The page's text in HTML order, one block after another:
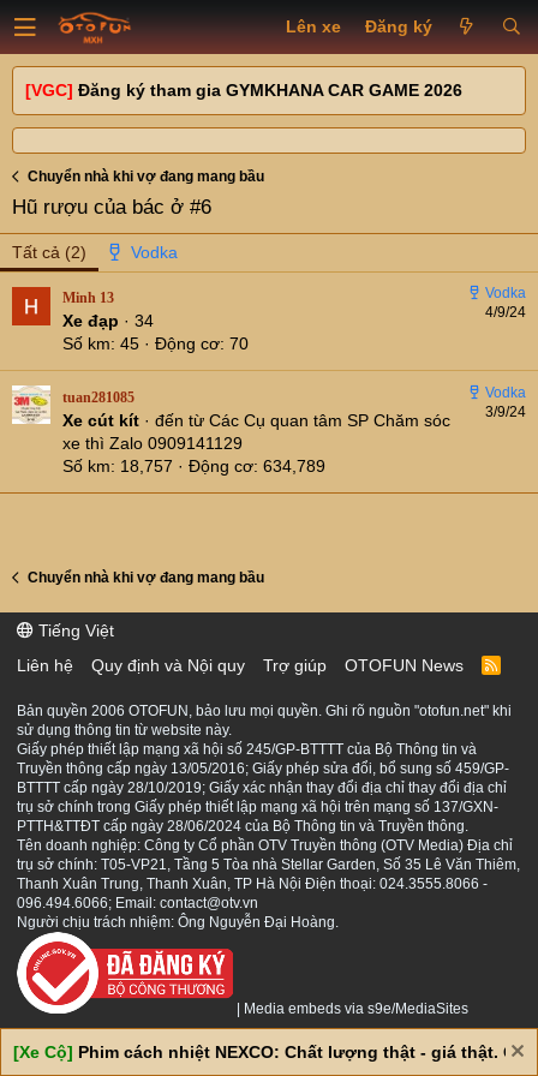
Lên xe Đăng ký
[VGC] Đăng ký tham gia GYMKHANA CAR GAME 2026
Chuyển nhà khi vợ đang mang bầu
Hũ rượu của bác ở #6
Tất cả (2)
4/9/24
Minh 13
Xe đạp · 34
Số km 45 Động cơ 70
3/9/24
tuan281085
Xe cút kít · đến từ Các Cụ quan tâm SP Chăm sóc
xe thì Zalo 0909141129
Số km
18,757 Động cơ 634,789
Chuyển nhà khi vợ đang mang bầu
Tiếng Việt
Liên hệ
Quy định và Nội quy Trợ giúp OTOFUN News
R
S
Bản quyền 2006 OTOFUN, bảo lưu mọi quyền. Ghi rõ nguồn "otofun.net" khi
sử dụng thông tin từ website này.
Giấy phép thiết lập mạng xã hội số 245/GP-BTTTT của Bộ Thông tin và
Truyền thông cấp ngày 13/05/2016; Giấy phép sửa đổi, bổ sung số 459/GP-
BTTTT cấp ngày 28/10/2019; Giấy xác nhận thay đổi địa chỉ thay đổi địa chỉ
trụ sở chính trong Giấy phép thiết lập mạng xã hội trên mạng số 137/GXN-
PTTH&TTĐT cấp ngày 28/06/2024 của Bộ Thông tin và Truyền thông.
Tên doanh nghiệp: Công ty Cổ phần OTV Truyền thông (OTV Media) Địa chỉ
trụ sở chính: T05-VP21, Tầng 5 Tòa nhà Stellar Garden, Số 35 Lê Văn Thiêm,
Thanh Xuân Trung, Thanh Xuân, TP Hà Nội Điện thoại: 024.3555.8066 -
096.494.6066; Email: contact@otv.vn
Người chịu trách nhiệm: Ông Nguyễn Đại Hoàng.
Media embeds via s9e/MediaSites
[Xe Cộ] Phim cách nhiệt NEXCO: Chất lượng thật - giá thật. Giá